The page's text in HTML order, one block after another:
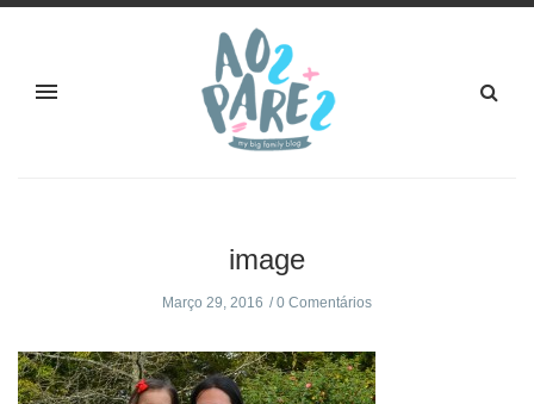
image
Março 29, 2016 0 Comentários